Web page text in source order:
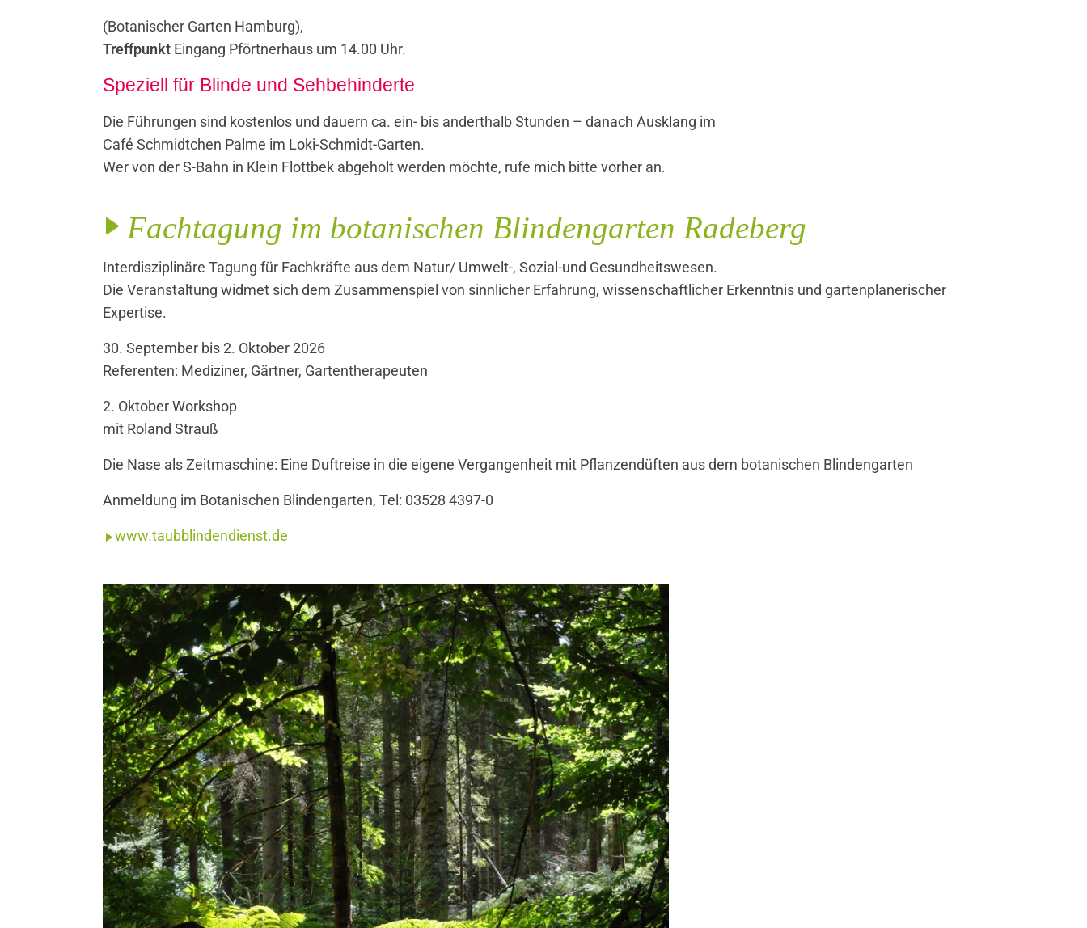
(Botanischer Garten Hamburg),
Treffpunkt Eingang Pförtnerhaus um 14.00 Uhr.
Speziell für Blinde und Sehbehinderte
Die Führungen sind kostenlos und dauern ca. ein- bis anderthalb Stunden – danach Ausklang im
Café Schmidtchen Palme im Loki-Schmidt-Garten.
Wer von der S-Bahn in Klein Flottbek abgeholt werden möchte, rufe mich bitte vorher an.
Fachtagung im botanischen Blindengarten Radeberg
Interdisziplinäre Tagung für Fachkräfte aus dem Natur/ Umwelt-, Sozial-und Gesundheitswesen.
Die Veranstaltung widmet sich dem Zusammenspiel von sinnlicher Erfahrung, wissenschaftlicher Erkenntnis und gartenplanerischer
Expertise.
30. September bis 2. Oktober 2026
Referenten: Mediziner, Gärtner, Gartentherapeuten
2. Oktober Workshop
mit Roland Strauß
Die Nase als Zeitmaschine: Eine Duftreise in die eigene Vergangenheit mit Pflanzendüften aus dem botanischen Blindengarten
Anmeldung im Botanischen Blindengarten, Tel: 03528 4397-0
www.taubblindendienst.de